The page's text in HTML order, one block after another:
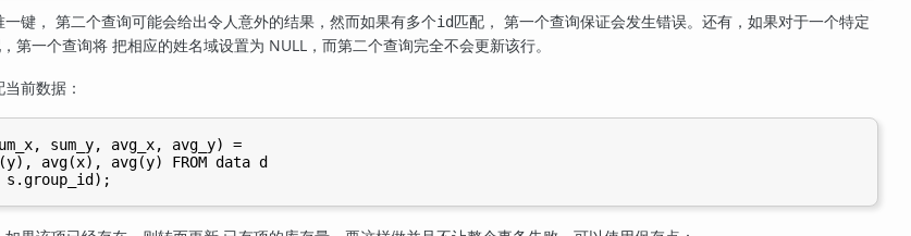
一键， 第二个查询可能会给出令人意外的结果，然而如果有多个id匹配， 第一个查询保证会发生错误。还有，如果对于一个特定
第一个查询将 把相应的姓名域设置为 NULL，而第二个查询完全不会更新该行。
前数据：
sum_y, avg_x, avg_y) =
avg(x), avg(y) FROM data d